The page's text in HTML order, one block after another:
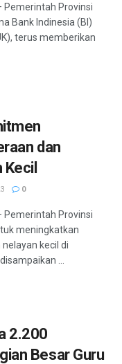
Pemerintah Provinsi
Bank Indinesia (BI)
terus memberikan
dan
0
Pemerintah Provinsi
meningkatkan
kecil di
...
2.200
Besar Guru